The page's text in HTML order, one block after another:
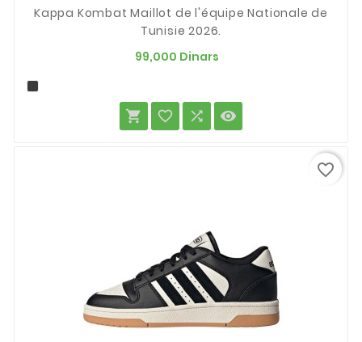
Kappa Kombat Maillot de l'équipe Nationale de
Tunisie 2026.
99,000 Dinars
   
favorite_border